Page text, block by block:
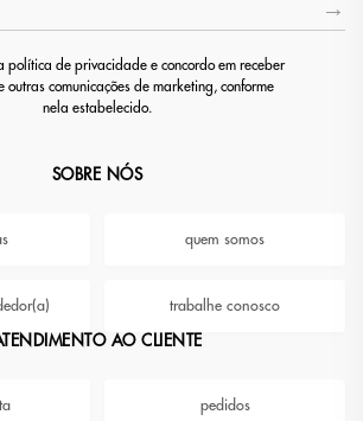
política de privacidade e concordo em receber
outras comunicações de marketing, conforme
nela estabelecido.
SOBRE NÓS
quem somos
trabalhe conosco
AO CLIENTE
pedidos